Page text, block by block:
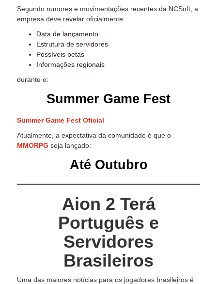
Segundo rumores e movimentações recentes da NCSoft, a
empresa deve revelar oficialmente:
Data de lançamento
Estrutura de servidores
Possíveis betas
Informações regionais
durante o:
Summer Game Fest
Summer Game Fest Oficial
Atualmente, a expectativa da comunidade é que o
MMORPG seja lançado:
Até Outubro
Aion 2 Terá
Português e
Servidores
Brasileiros
Uma das maiores notícias para os jogadores brasileiros é